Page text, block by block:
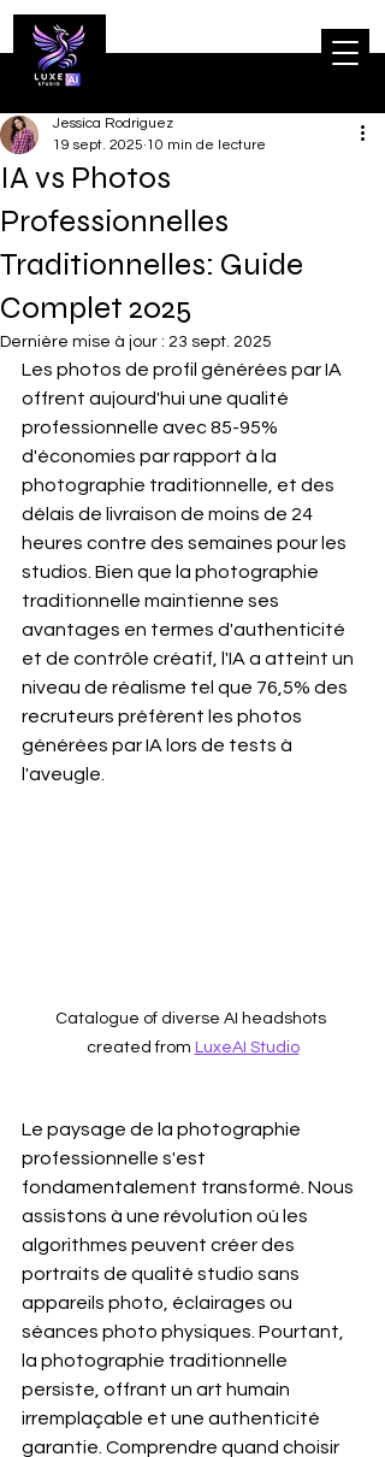
IA vs Photos
Professionnelles
Traditionnelles: Guide
Complet 2025
Jessica Rodriguez
19 sept. 2025 10 min de lecture
Dernière mise à jour : 23 sept. 2025
Les photos de profil générées par IA
offrent aujourd'hui une qualité
professionnelle avec 85-95%
d'économies par rapport à la
photographie traditionnelle, et des
délais de livraison de moins de 24
heures contre des semaines pour les
studios. Bien que la photographie
traditionnelle maintienne ses
avantages en termes d'authenticité
et de contrôle créatif, l'IA a atteint un
niveau de réalisme tel que 76,5% des
recruteurs préfèrent les photos
générées par IA lors de tests à
l'aveugle.
Catalogue of diverse AI headshots
created from LuxeAI Studio
Le paysage de la photographie
professionnelle s'est
fondamentalement transformé. Nous
assistons à une révolution où les
algorithmes peuvent créer des
portraits de qualité studio sans
appareils photo, éclairages ou
séances photo physiques. Pourtant,
la photographie traditionnelle
persiste, offrant un art humain
irremplaçable et une authenticité
garantie. Comprendre quand choisir